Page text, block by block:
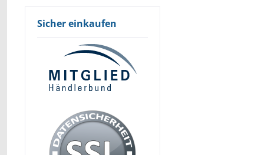
Sicher einkaufen